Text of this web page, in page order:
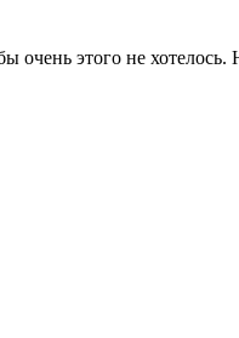
этого не хотелось.